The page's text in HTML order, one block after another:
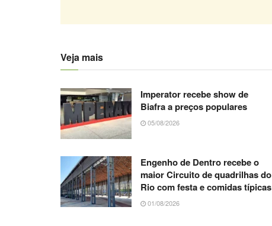
Veja mais
Imperator recebe show de
Biafra a preços populares
05/08/2026
Engenho de Dentro recebe o
maior Circuito de quadrilhas do
Rio com festa e comidas típicas
01/08/2026